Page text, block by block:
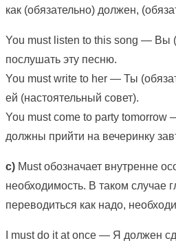
как (обязательно) должен,
You must listen to this song — Вы
послушать эту песню.
You must write to her — Ты
ей (настоятельный совет).
You must come to party tomorrow
должны прийти на вечеринку
c) Must обозначает внутренне
необходимость. В таком случае
переводиться как надо,
I must do it at once — Я должен